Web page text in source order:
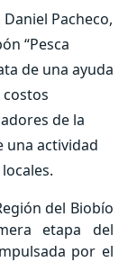
Pacheco,
“Pesca
de una ayuda
de la
una actividad
del Biobío
etapa del
por el